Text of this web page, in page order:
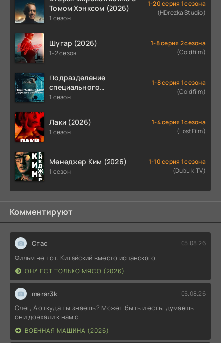
Томом Хэнксом (2026)
1 сезон
1-20 серия 1 сезона
(HDrezka Studio)
Шугар (2026)
1-2 сезон
1-8 серия 2 сезона
(Coldfilm)
Подразделение
специального
назначения (2026)
1 сезон
1-8 серия 1 сезона
(Coldfilm)
Лаки (2026)
1 сезон
1-4 серия 1 сезона
(LostFilm)
Менеджер Ким (2026)
1 сезон
1-10 серия 1 сезона
(DubLik.TV)
Комментируют
Стас 05.08.26
Фильм не тот. Китайский вместо испанского.
ОНА ЕСТ ТОЛЬКО МЯСО (2026)
merar3k 05.08.26
Олег, А откуда ты знаешь? Может быть и есть, думаешь
они доехали к нам с
ВОЕННАЯ МАШИНА (2026)